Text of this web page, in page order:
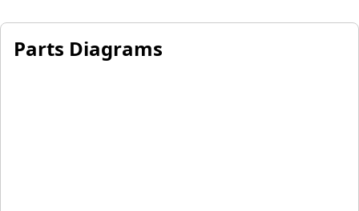
Parts Diagrams